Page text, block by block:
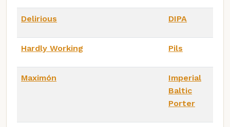
Delirious DIPA
Hardly Working Pils
Maximón
Imperial
Baltic
Porter